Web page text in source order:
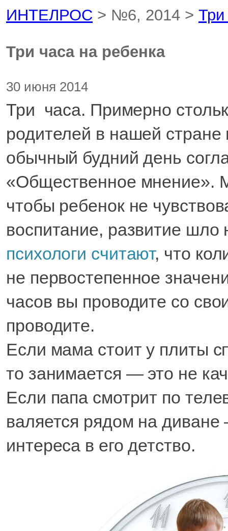
ИНТЕЛРОС > №6, 2014 >
Три часа на ребенка
30 июня 2014
Три часа. Примерно
родителей в нашей
обычный будний день
«Общественное мнение».
чтобы ребенок не
воспитание, развитие
психологи считают, что
не первостепенное
часов вы проводите со
проводите.
Если мама стоит у плиты
то занимается — это не
Если папа смотрит по
валяется рядом на диване
интереса в его детство.